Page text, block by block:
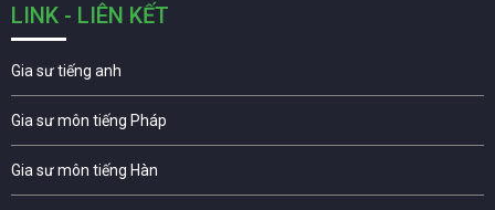
LINK - LIÊN KẾT
Gia sư tiếng anh
Gia sư môn tiếng Pháp
Gia sư môn tiếng Hàn